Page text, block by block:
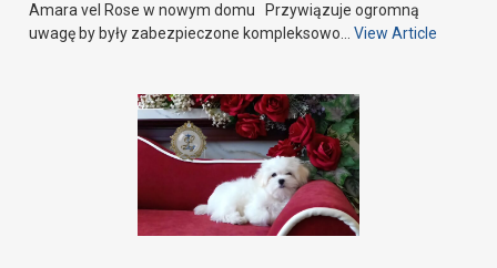
Amara vel Rose w nowym domu Przywiązuje ogromną
uwagę by były zabezpieczone kompleksowo…View Article